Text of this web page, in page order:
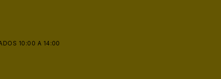
10:00 A 14:00